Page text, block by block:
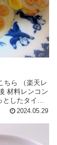
ちら （楽天レ
材料レンコン
としたタイ
ぷら粉ターメ
2024.05.29